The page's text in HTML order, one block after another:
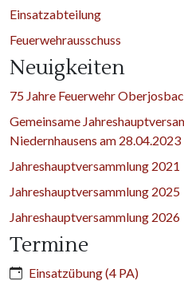
Einsatzabteilung
Feuerwehrausschuss
Neuigkeiten
75 Jahre Feuerwehr
Gemeinsame
Niedernhausens am 28.04.2023
Jahreshauptversammlung 2021
Jahreshauptversammlung 2025
Jahreshauptversammlung 2026
Termine
Einsatzübung (4 PA)